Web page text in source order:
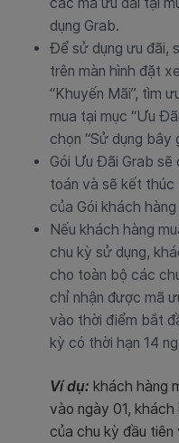
dụng Grab.
Để sử dụng ưu đãi,
trên màn hình đặt
“Khuyến Mãi”, tìm
mua tại mục “Ưu
chọn “Sử dụng bây
Gói Ưu Đãi Grab sẽ
toán và sẽ kết thúc
của Gói khách
Nếu khách hàng
chu kỳ sử dụng,
cho toàn bộ các
chỉ nhận được mã
vào thời điểm bắt
kỳ có thời hạn 14
Ví dụ: khách hàng
vào ngày 01,
của chu kỳ đầu tiên